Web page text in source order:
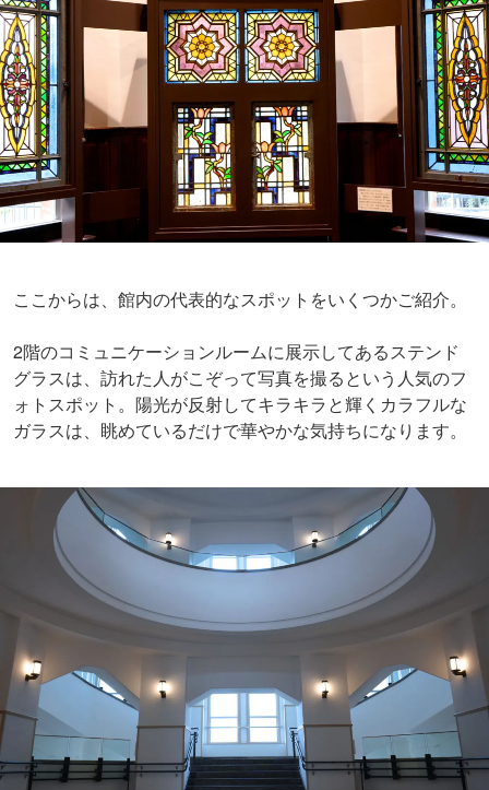
ここからは、館内の代表的なスポットをいくつかご紹介。
2階のコミュニケーションルームに展示してあるステンド
グラスは、訪れた人がこぞって写真を撮るという人気のフ
ォトスポット。陽光が反射してキラキラと輝くカラフルな
ガラスは、眺めているだけで華やかな気持ちになります。